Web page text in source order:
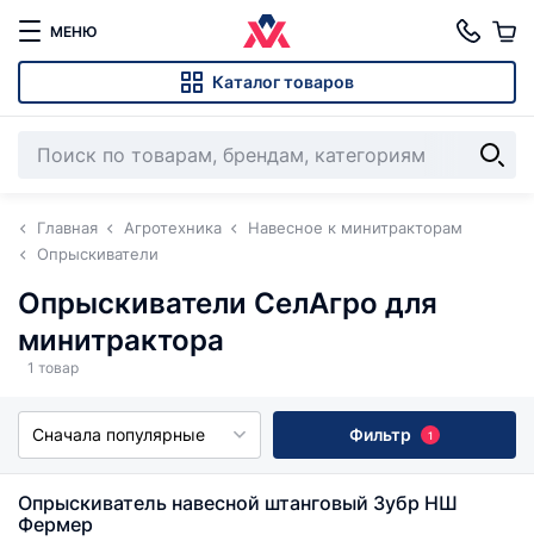
МЕНЮ
Каталог товаров
Главная Агротехника
Навесное к минитракторам
Опрыскиватели
Опрыскиватели СелАгро для
минитрактора
1 товар
Сначала популярные Фильтр 1
Опрыскиватель навесной штанговый Зубр НШ
Фермер